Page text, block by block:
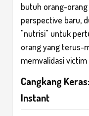
butuh orang-
perspective baru,
"nutrisi" untuk
orang yang terus-
memvalidasi
Cangkang
Instant